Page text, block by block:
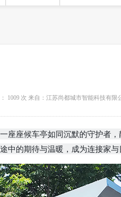
1009 次 来自：江苏尚都城市智能科技有限
座座候车亭如同沉默的守护者
中的期待与温暖，成为连接家与